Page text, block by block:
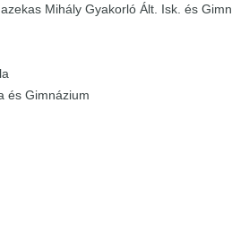
Mihály Gyakorló Ált. Isk. és Gimn.
és Gimnázium